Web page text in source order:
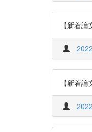
【新着
【新着